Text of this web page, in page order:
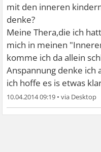
mit den inneren
denke?
Meine Thera,die ich
mich in meinen
komme ich da allein
Anspannung denke ich
ich hoffe es is etwas
10.04.2014 09:19 •